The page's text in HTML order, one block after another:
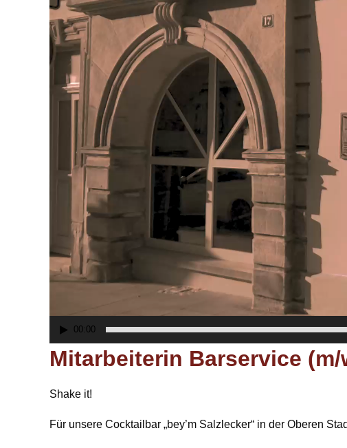
00:00
Mitarbeiterin Barservice
Shake it!
Für unsere Cocktailbar „bey’m Salzlecker“ in der Oberen